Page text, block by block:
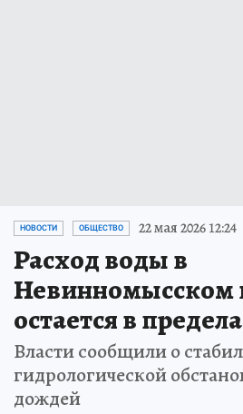
НОВОСТИ ОБЩЕСТВО 22 мая 2026 12:24
Расход воды в
Невинномысском
остается в
Власти сообщили о
гидрологической
дождей